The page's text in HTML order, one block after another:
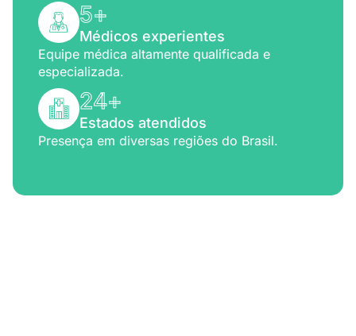
5+
Médicos experientes
Equipe médica altamente qualificada e
especializada.
24+
Estados atendidos
Presença em diversas regiões do Brasil.